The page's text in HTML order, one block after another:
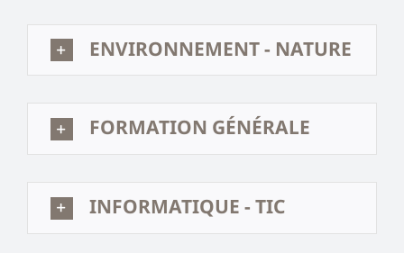
ENVIRONNEMENT - NATURE
FORMATION GÉNÉRALE
INFORMATIQUE - TIC